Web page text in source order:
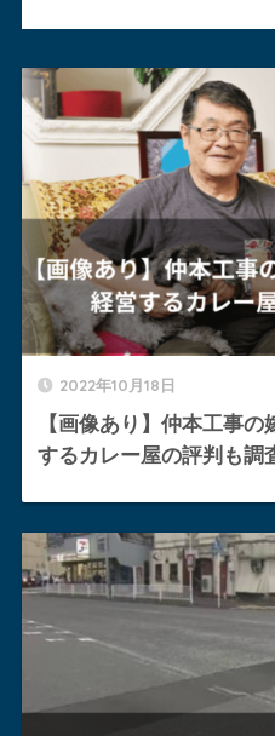
2022年10月18日
【画像あり】仲本工事
するカレー屋の評判も調